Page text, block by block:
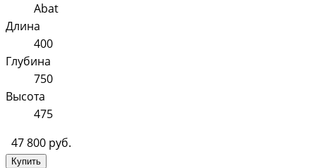
Abat
Длина
400
Глубина
750
Высота
475
47 800 руб.
Купить